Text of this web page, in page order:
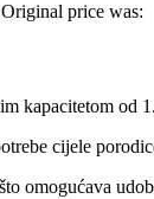
Original price was:
kapacitetom
cijele
omogućava